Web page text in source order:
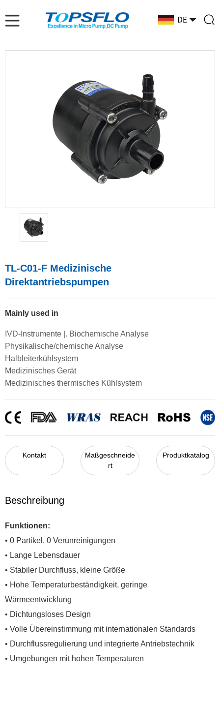
TL-C01-F Medizinische
Direktantriebspumpen
Mainly used in
IVD-Instrumente |. Biochemische Analyse
Physikalische/chemische Analyse
Halbleiterkühlsystem
Medizinisches Gerät
Medizinisches thermisches Kühlsystem
Kontakt
Maßgeschneide
rt
Produktkatalog
Beschreibung
Funktionen:
• 0 Partikel, 0 Verunreinigungen
• Lange Lebensdauer
• Stabiler Durchfluss, kleine Größe
• Hohe Temperaturbeständigkeit, geringe
Wärmeentwicklung
• Dichtungsloses Design
• Volle Übereinstimmung mit internationalen Standards
• Durchflussregulierung und integrierte Antriebstechnik
• Umgebungen mit hohen Temperaturen